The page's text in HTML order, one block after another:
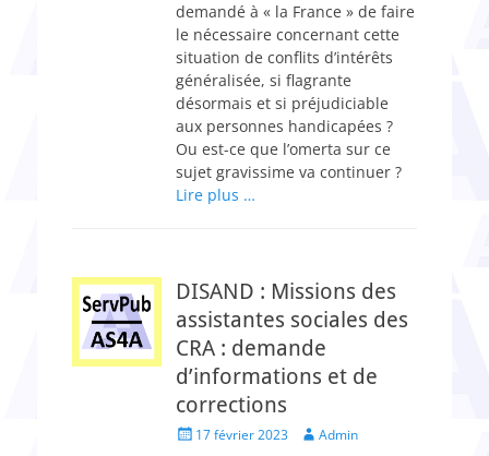
demandé à « la France » de faire
le nécessaire concernant cette
situation de conflits d’intérêts
généralisée, si flagrante
désormais et si préjudiciable
aux personnes handicapées ?
Ou est-ce que l’omerta sur ce
sujet gravissime va continuer ?
Lire plus …
DISAND : Missions des
assistantes sociales des
CRA : demande
d’informations et de
corrections
Posted17 février 2023 Author
Admin